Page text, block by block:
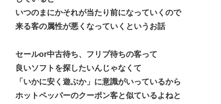
いつのまにかそれが当たり前になっていくので
来る客の属性が悪くなっていくというお話
セールor中古待ち、フリプ待ちの客って
良いソフトを探したいんじゃなくて
「いかに安く遊ぶか」に意識がいっているから
ホットペッパーのクーポン客と似ているよねと